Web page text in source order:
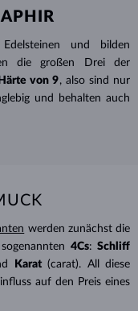
und bilden
die großen Drei der
Härte von 9, also sind nur
und behalten auch
werden zunächst die
4Cs: Schliff
Karat (carat). All diese
auf den Preis eines